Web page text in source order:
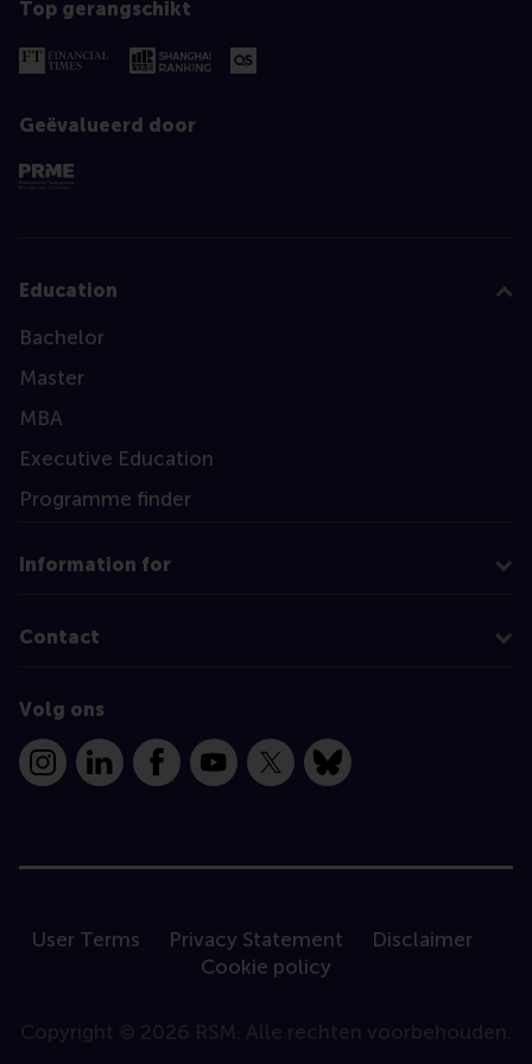
Top gerangschikt
Geëvalueerd door
Education
Bachelor
Master
MBA
Executive Education
Programme finder
Information for
Contact
Volg ons
InstagramLinkedInFacebookYouTube
X Bluesky
User Terms Privacy Statement
Disclaimer
Cookie policy